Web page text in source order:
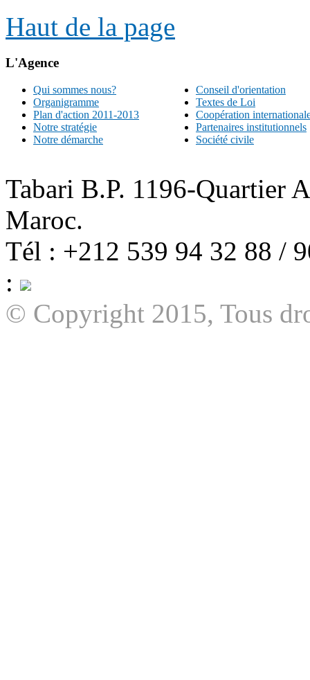
Haut de la page
L'Agence
Qui sommes nous?
Organigramme
Plan d'action 2011-2013
Notre stratégie
Notre démarche
Conseil d'orientation
Textes de Loi
Coopération
Partenaires institutionnels
Société civile
Tabari B.P. 1196-Quartier
Maroc.
Tél : +212 539 94 32 88 /
:
© Copyright 2015, Tous